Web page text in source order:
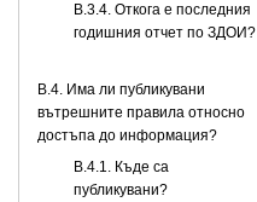
В.3.4. Откога е последния
годишния отчет по ЗДОИ?
В.4. Има ли публикувани
вътрешните правила относно
достъпа до информация?
В.4.1. Къде са
публикувани?